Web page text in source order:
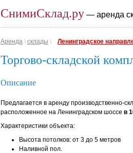
СнимиСклад.ру — аренда
Аренда \ склады \ Ленинградское
Торгово-складской
Описание
Предлагается в аренду производственно-
расположенное на Ленинградском шоссе в
Характеристики объекта:
Высота потолков: от 3 до 5 метров
Наливной пол.